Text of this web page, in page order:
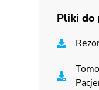
Pliki do